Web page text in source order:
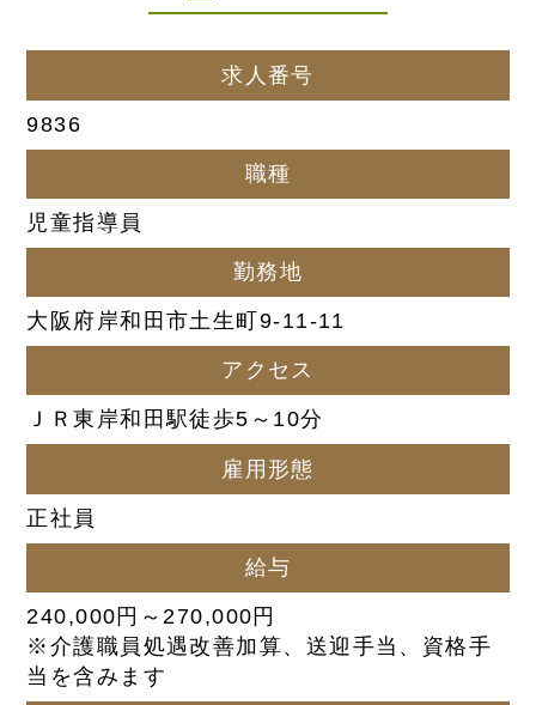
求人番号
9836
職種
児童指導員
勤務地
大阪府岸和田市土生町9-11-11
アクセス
ＪＲ東岸和田駅徒歩5～10分
雇用形態
正社員
給与
240,000円～270,000円
※介護職員処遇改善加算、送迎手当、資格手
当を含みます